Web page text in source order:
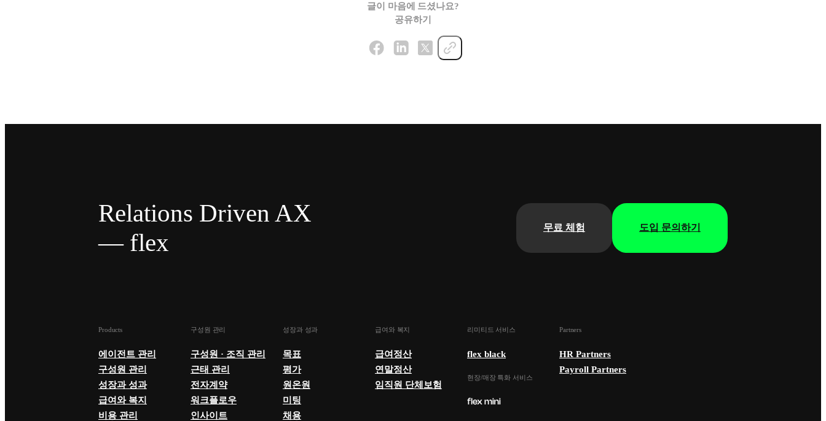
글이 마음에 드셨나요?
공유하기
Relations Driven AX
— flex
무료 체험 도입 문의하기
Products
에이전트 관리
구성원 관리
성장과 성과
급여와 복지
비용 관리
구성원 관리
구성원 · 조직 관리
근태 관리
전자계약
워크플로우
인사이트
성장과 성과
목표
평가
원온원
미팅
채용
급여와 복지
급여정산
연말정산
임직원 단체보험
리미티드 서비스
flex black
현장/매장 특화 서비스
Partners
HR Partners
Payroll Partners